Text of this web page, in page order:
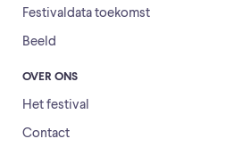
Festivaldata toekomst
Beeld
OVER ONS
Het festival
Contact